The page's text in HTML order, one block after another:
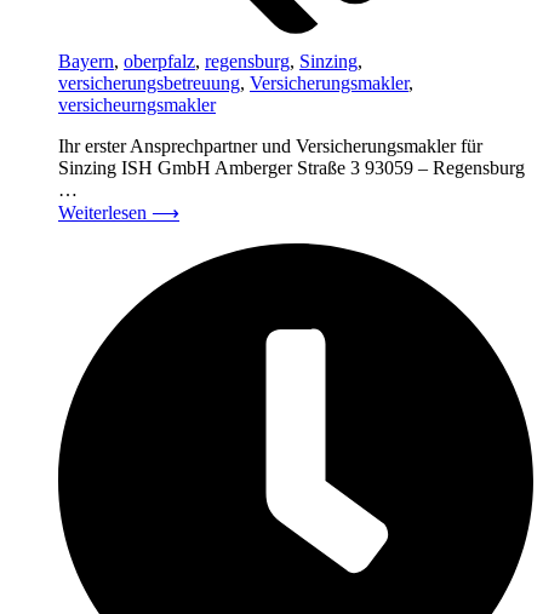
Bayern, oberpfalz, regensburg, Sinzing,
versicherungsbetreuung, Versicherungsmakler,
versicheurngsmakler
Ihr erster Ansprechpartner und Versicherungsmakler für
Sinzing ISH GmbH Amberger Straße 3 93059 – Regensburg
…
Weiterlesen ⟶